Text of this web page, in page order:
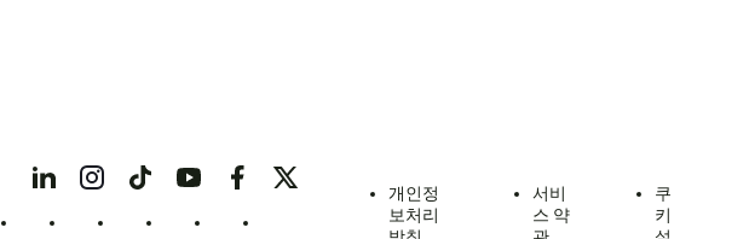
개인정
보처리
서비
스 약
쿠
키